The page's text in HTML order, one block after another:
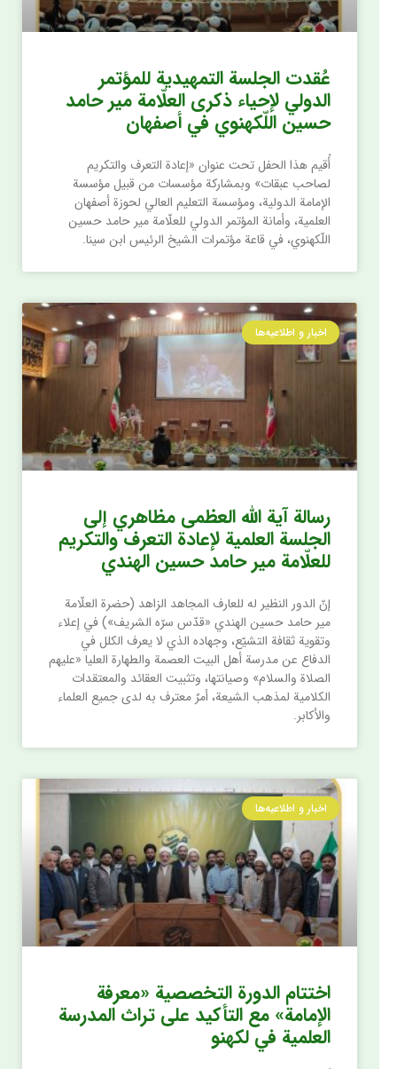
عُقدت الجلسة التمهيدية للمؤتمر
الدولي لإحياء ذكرى العلّامة مير حامد
حسين اللّكهنوي في أصفهان
أُقيم هذا الحفل تحت عنوان «إعادة التعرف والتكريم
لصاحب عبقات» وبمشاركة مؤسسات من قبيل مؤسسة
الإمامة الدولية، ومؤسسة التعليم العالي لحوزة أصفهان
العلمية، وأمانة المؤتمر الدولي للعلّامة مير حامد حسين
اللّكهنوي، في قاعة مؤتمرات الشيخ الرئيس ابن سينا.
اخبار و اطلاعیه‌ها
رسالة آية الله العظمى مظاهري إلى
الجلسة العلمية لإعادة التعرف والتكريم
للعلّامة مير حامد حسين الهندي
إنّ الدور النظير له للعارف المجاهد الزاهد (حضرة العلّامة
مير حامد حسين الهندي «قدّس سرّه الشريف») في إعلاء
وتقوية ثقافة التشيّع، وجهاده الذي لا يعرف الكلل في
الدفاع عن مدرسة أهل البيت العصمة والطهارة العليا «عليهم
الصلاة والسلام» وصيانتها، وتثبيت العقائد والمعتقدات
الكلامية لمذهب الشيعة، أمرٌ معترف به لدى جميع العلماء
والأكابر.
اخبار و اطلاعیه‌ها
اختتام الدورة التخصصية «معرفة
الإمامة» مع التأكيد على تراث المدرسة
العلمية في لكهنو